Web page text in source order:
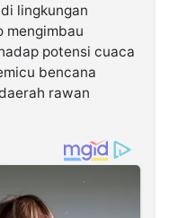
lingkungan
mengimbau
potensi cuaca
bencana
rawan